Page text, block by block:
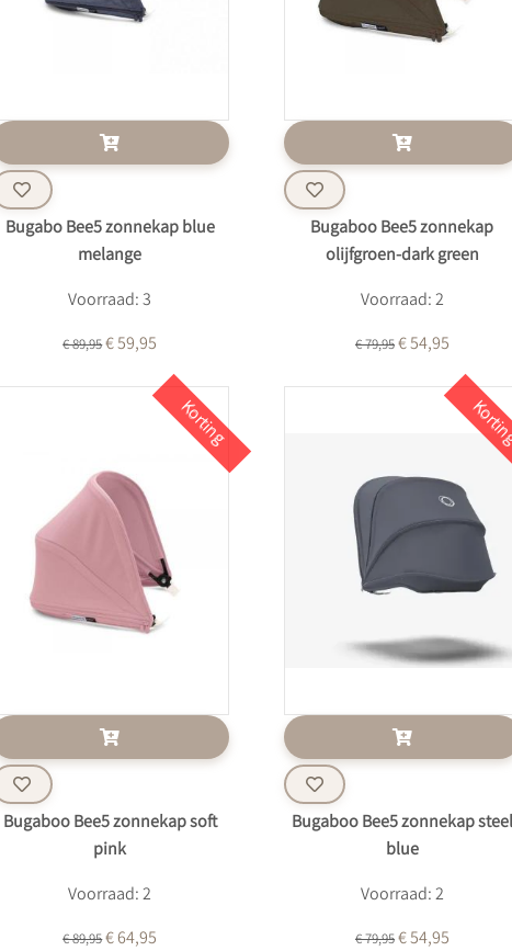
Bugabo Bee5 zonnekap blue
melange
Voorraad: 3
€ 89,95€ 59,95
Bugaboo Bee5 zonnekap
olijfgroen-dark green
Voorraad: 2
€ 79,95€ 54,95
Korting
Bugaboo Bee5 zonnekap soft
pink
Voorraad: 2
€ 89,95€ 64,95
Bugaboo Bee5 zonnekap steel
blue
Voorraad: 2
€ 79,95€ 54,95